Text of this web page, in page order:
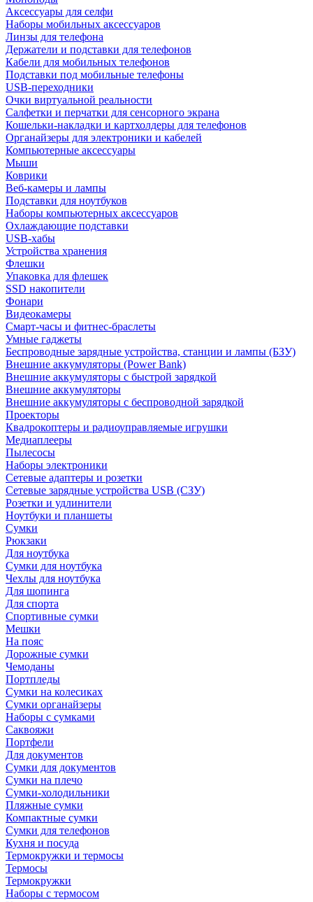
Аксессуары для селфи
Наборы мобильных аксессуаров
Линзы для телефона
Держатели и подставки для телефонов
Кабели для мобильных телефонов
Подставки под мобильные телефоны
USB-переходники
Очки виртуальной реальности
Салфетки и перчатки для сенсорного экрана
Кошельки-накладки и картхолдеры для телефонов
Органайзеры для электроники и кабелей
Компьютерные аксессуары
Мыши
Коврики
Веб-камеры и лампы
Подставки для ноутбуков
Наборы компьютерных аксессуаров
Охлаждающие подставки
USB-хабы
Устройства хранения
Флешки
Упаковка для флешек
SSD накопители
Фонари
Видеокамеры
Смарт-часы и фитнес-браслеты
Умные гаджеты
Беспроводные зарядные устройства, станции и лампы (БЗУ)
Внешние аккумуляторы (Power Bank)
Внешние аккумуляторы с быстрой зарядкой
Внешние аккумуляторы
Внешние аккумуляторы с беспроводной зарядкой
Проекторы
Квадрокоптеры и радиоуправляемые игрушки
Медиаплееры
Пылесосы
Наборы электроники
Сетевые адаптеры и розетки
Сетевые зарядные устройства USB (СЗУ)
Розетки и удлинители
Ноутбуки и планшеты
Сумки
Рюкзаки
Для ноутбука
Сумки для ноутбука
Чехлы для ноутбука
Для шопинга
Для спорта
Спортивные сумки
Мешки
На пояс
Дорожные сумки
Чемоданы
Портпледы
Сумки на колесиках
Сумки органайзеры
Наборы с сумками
Саквояжи
Портфели
Для документов
Сумки для документов
Сумки на плечо
Сумки-холодильники
Пляжные сумки
Компактные сумки
Сумки для телефонов
Кухня и посуда
Термокружки и термосы
Термосы
Термокружки
Наборы с термосом